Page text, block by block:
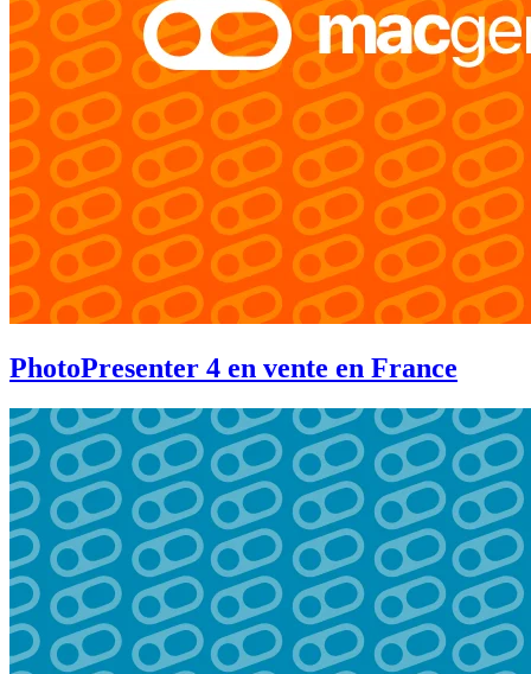
PhotoPresenter 4 en vente en France